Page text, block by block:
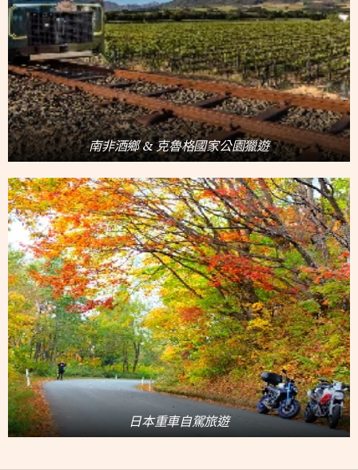
南非酒鄉 & 克魯格國家公園獵遊
日本重車自駕旅遊